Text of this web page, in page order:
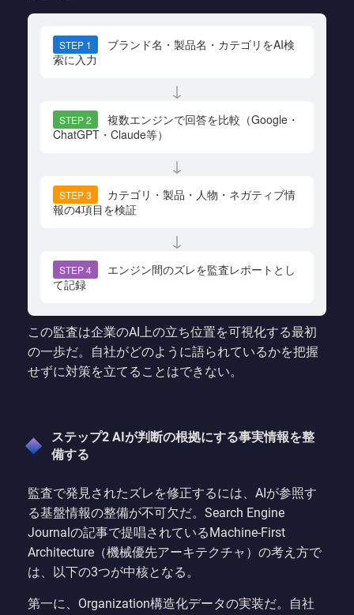
STEP 1
ブランド名・製品名・カテゴリをAI検
索に入力
↓
STEP 2
複数エンジンで回答を比較（Google・
ChatGPT・Claude等）
↓
STEP 3
カテゴリ・製品・人物・ネガティブ情
報の4項目を検証
↓
STEP 4
エンジン間のズレを監査レポートとし
て記録
この監査は企業のAI上の立ち位置を可視化する最初
の一歩だ。自社がどのように語られているかを把握
せずに対策を立てることはできない。
ステップ2 AIが判断の根拠にする事実情報を整
備する
監査で発見されたズレを修正するには、AIが参照す
る基盤情報の整備が不可欠だ。Search Engine
Journalの記事で提唱されているMachine-First
Architecture（機械優先アーキテクチャ）の考え方で
は、以下の3つが中核となる。
第一に、Organization構造化データの実装だ。自社